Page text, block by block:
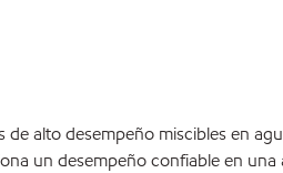
alto desempeño miscibles en
un desempeño confiable en